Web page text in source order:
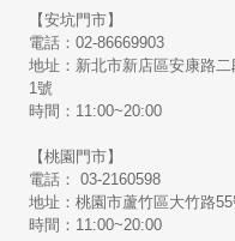
【安坑門市】
電話：02-86669903
地址：新北市新店區安康路二
1號
時間：11:00~20:00
【桃園門市】
電話： 03-2160598
地址：桃園市蘆竹區大竹路
時間：11:00~20:00